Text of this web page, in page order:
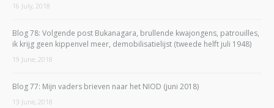
16 July, 2018
Blog 78: Volgende post Bukanagara, brullende kwajongens, patrouilles,
ik krijg geen kippenvel meer, demobilisatielijst (tweede helft juli 1948)
19 June, 2018
Blog 77: Mijn vaders brieven naar het NIOD (juni 2018)
13 June, 2018